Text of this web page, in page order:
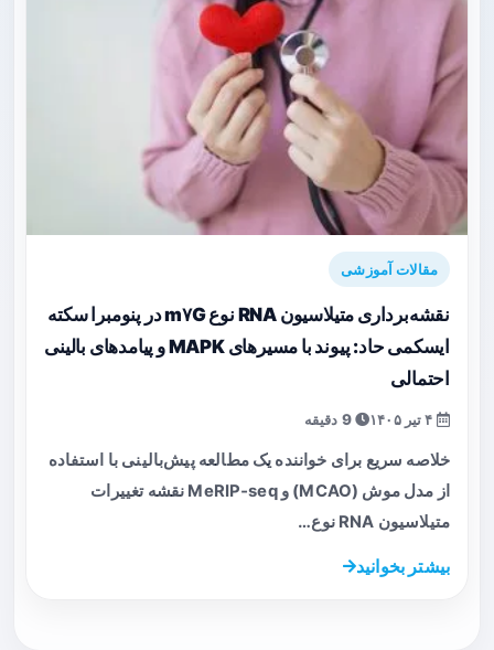
مقالات آموزشی
نقشه‌برداری متیلاسیون RNA نوع m۷G در پنومبرا سکته
ایسکمی حاد: پیوند با مسیرهای MAPK و پیامدهای بالینی
احتمالی
9 دقیقه
خلاصه سریع برای خواننده یک مطالعه پیش‌بالینی با استفاده
از مدل موش (MCAO) و MeRIP‑seq نقشه تغییرات
متیلاسیون RNA نوع…
بیشتر بخوانید